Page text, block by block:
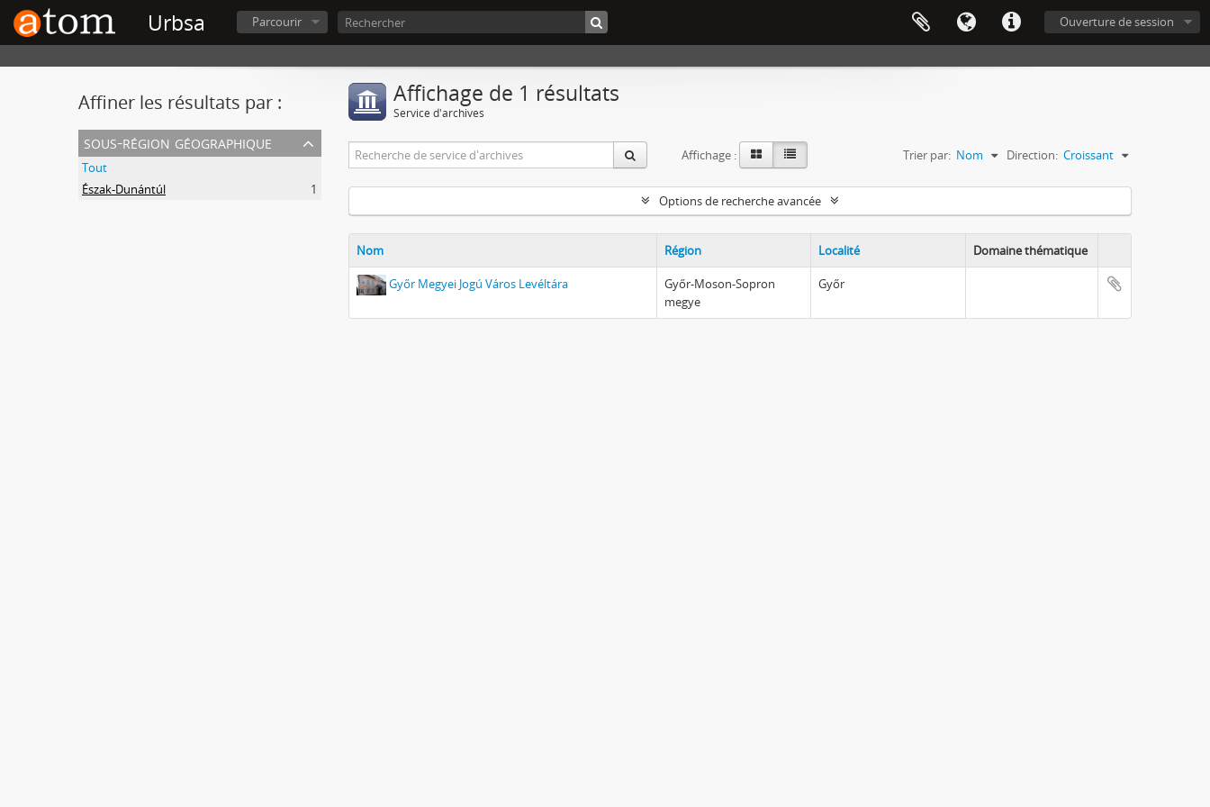
Urbsa Ouverture de session
Parcourir
Affiner les résultats par :
sous-région géographique
Tout
Észak-Dunántúl
1
Affichage de 1 résultats
Service d'archives
Affichage : Trier par: Nom Direction: Croissant
Options de recherche avancée
Nom Région Localité Domaine thématique
Győr Megyei Jogú Város Levéltára
Győr-Moson-Sopron
megye
Győr